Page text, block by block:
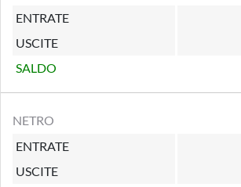
ENTRATE
USCITE
SALDO
NETRO
ENTRATE
USCITE